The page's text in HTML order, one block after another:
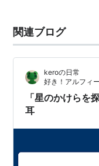
動く山崎（1998
DOMINO
ONE KNIGHT
山崎 動く 動く
月）
関連ブログ
kero
好き！アルフィ
「星のかけらを